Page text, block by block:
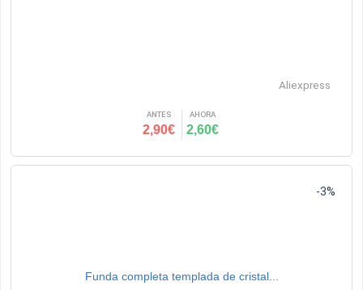
Aliexpress
ANTES
2,90€
AHORA
2,60€
Funda completa templada de cristal...
-3%